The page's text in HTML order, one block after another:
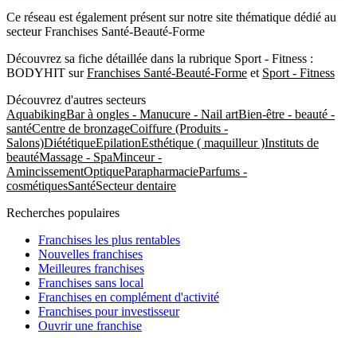
Ce réseau est également présent sur notre site thématique dédié au
secteur Franchises Santé-Beauté-Forme
Découvrez sa fiche détaillée dans la rubrique Sport - Fitness :
BODYHIT surFranchises Santé-Beauté-Forme et Sport - Fitness
Découvrez d'autres secteurs
AquabikingBar à ongles - Manucure - Nail artBien-être - beauté -
santéCentre de bronzageCoiffure (Produits -
Salons)DiététiqueEpilationEsthétique ( maquilleur )Instituts de
beautéMassage - SpaMinceur -
AmincissementOptiqueParapharmacieParfums -
cosmétiquesSantéSecteur dentaire
Recherches populaires
Franchises les plus rentables
Nouvelles franchises
Meilleures franchises
Franchises sans local
Franchises en complément d'activité
Franchises pour investisseur
Ouvrir une franchise